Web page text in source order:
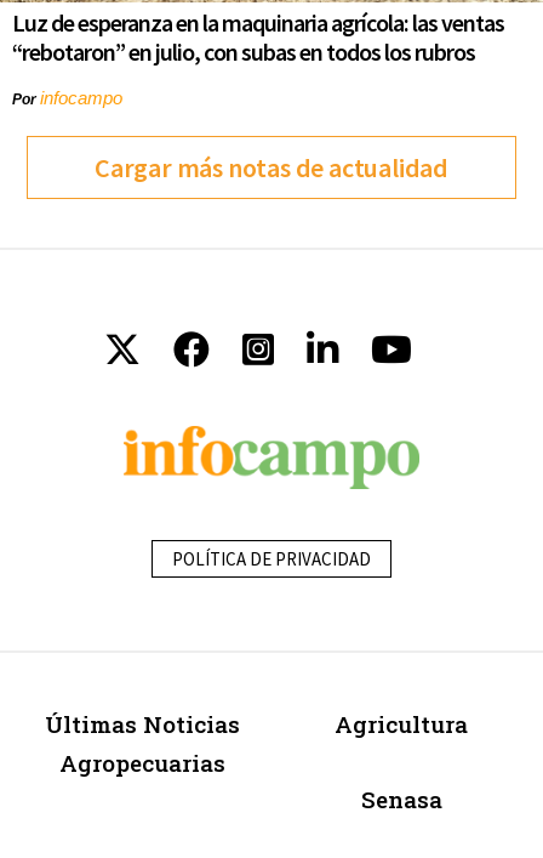
Luz de esperanza en la maquinaria agrícola: las ventas
“rebotaron” en julio, con subas en todos los rubros
Porinfocampo
Cargar más notas de actualidad
POLÍTICA DE PRIVACIDAD
Últimas Noticias
Agropecuarias
Agricultura
Senasa